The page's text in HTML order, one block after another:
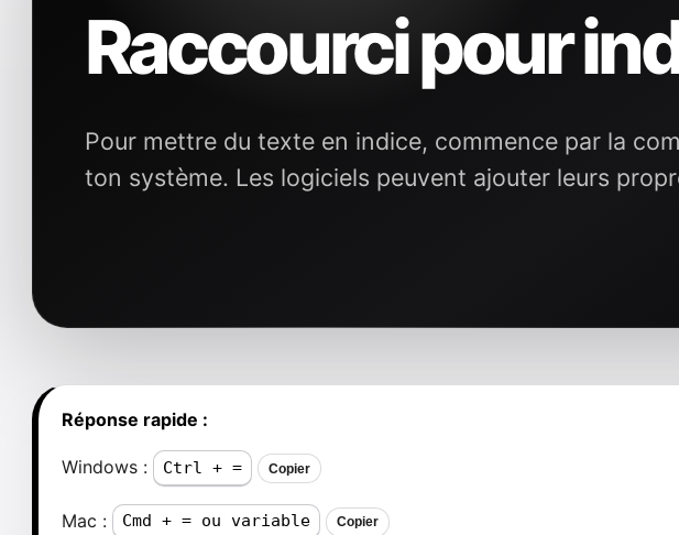
Raccourci pour
Pour mettre du texte en indice, commence par la
ton système. Les logiciels peuvent ajouter leurs
Réponse rapide :
Windows : Ctrl + = Copier
Mac : Cmd + = ou variable Copier